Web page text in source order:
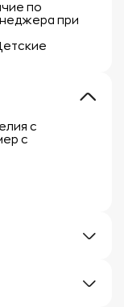
по
при
с
с